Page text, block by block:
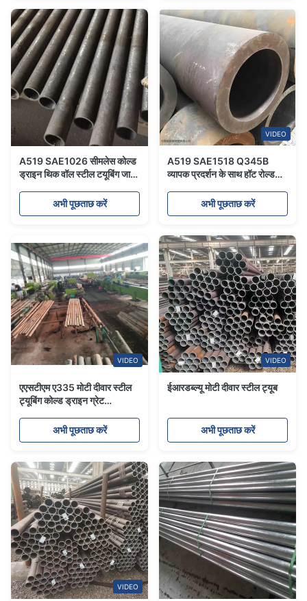
A519 SAE1026 सीमलेस कोल्ड
ड्राइन थिक वॉल स्टील टयूबिंग जाली
अभी पूछताछ करें
VIDEO
A519 SAE1518 Q345B
व्यापक प्रदर्शन के साथ हॉट रोल्ड
अभी पूछताछ करें
VIDEO
एएसटीएम ए335 मोटी दीवार स्टील
ट्यूबिंग कोल्ड ड्राइन ग्रेट
अभी पूछताछ करें
VIDEO
ईआरडब्ल्यू मोटी दीवार स्टील ट्यूब
अभी पूछताछ करें
VIDEO